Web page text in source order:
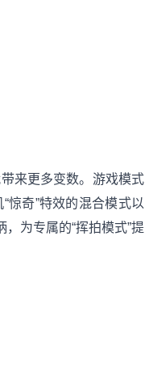
来更多变数。游戏模式
惊奇”特效的混合模式以
为专属的“挥拍模式”提